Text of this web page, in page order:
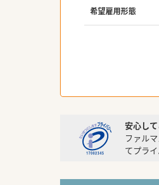
希望雇用形態
安心し
ファル
てプラ